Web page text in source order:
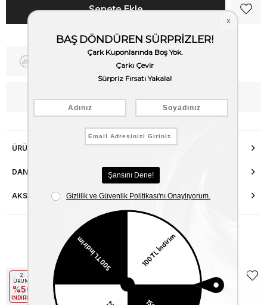
Fiyat Düşünce Haber Ver
WhatsApp’tan Bilgi Al
ÜRÜN ÖZELLIKLERI
DANIŞMA HATTI
AKSESUAR ONARIMI
Benzer Ürünler
2.
ÜRÜNE
%50
INDIRIM